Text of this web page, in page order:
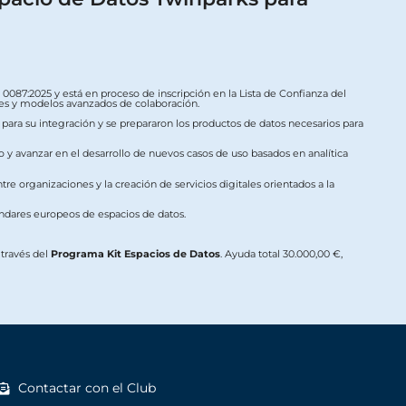
y está en proceso de inscripción en la Lista de Confianza del
y modelos avanzados de colaboración.
su integración y se prepararon los productos de datos necesarios para
en el desarrollo de nuevos casos de uso basados en analítica
organizaciones y la creación de servicios digitales orientados a la
europeos de espacios de datos.
través del Programa Kit Espacios de Datos. Ayuda total 30.000,00 €,
Contactar con el Club